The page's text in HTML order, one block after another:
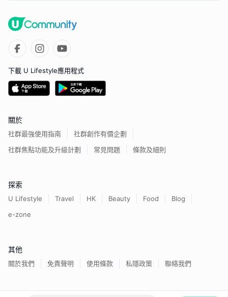
下載 U Lifestyle應用程式
關於
社群最強使用指南
社群創作有價企劃
社群焦點功能及升級計劃
常見問題 條款及細則
探索
U Lifestyle Travel HK Beauty Food
Blog
e-zone
其他
關於我們 免責聲明 使用條款 私隱政策 聯絡我們